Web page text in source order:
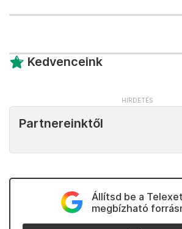
Kedvenceink
Partnereinktől
Állítsd be a Telexet
megbízható